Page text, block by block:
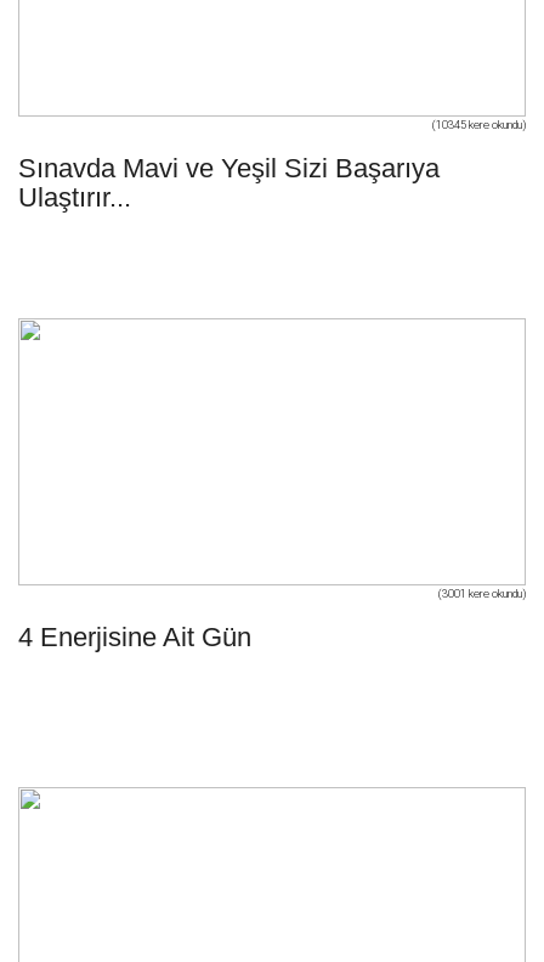
(10345 kere okundu)
Sınavda Mavi ve Yeşil Sizi Başarıya
Ulaştırır...
(3001 kere okundu)
4 Enerjisine Ait Gün